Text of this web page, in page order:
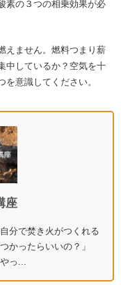
素の３つの相乗効果が必
えません。燃料つまり薪
中しているか？空気を十
意識してください。
座
分で焚き火がつくれる
かったらいいの？」
っ...